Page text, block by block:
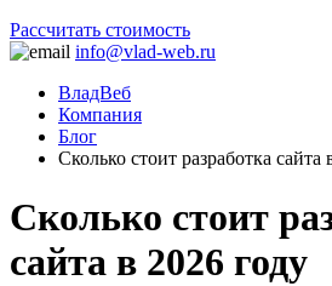
Рассчитать стоимость
info@vlad-web.ru
ВладВеб
Компания
Блог
Сколько стоит разработка сайта
Сколько стоит
сайта в 2026 году